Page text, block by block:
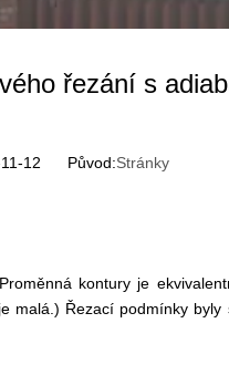
řezání s
11-12 Původ:Stránky
kontury je
malá.) Řezací podmínky byly